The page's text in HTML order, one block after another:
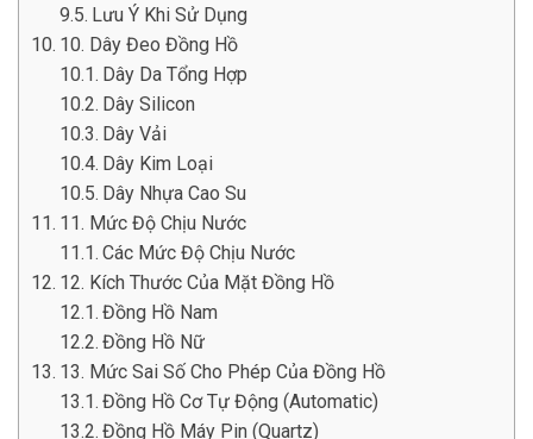
Lưu Ý Khi Sử Dụng
10. Dây Đeo Đồng Hồ
Dây Da Tổng Hợp
Dây Silicon
Dây Vải
Dây Kim Loại
Dây Nhựa Cao Su
11. Mức Độ Chịu Nước
Các Mức Độ Chịu Nước
12. Kích Thước Của Mặt Đồng Hồ
Đồng Hồ Nam
Đồng Hồ Nữ
13. Mức Sai Số Cho Phép Của Đồng Hồ
Đồng Hồ Cơ Tự Động (Automatic)
Đồng Hồ Máy Pin (Quartz)